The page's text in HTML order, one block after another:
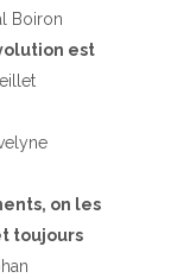
Boiron
est
on les
toujours